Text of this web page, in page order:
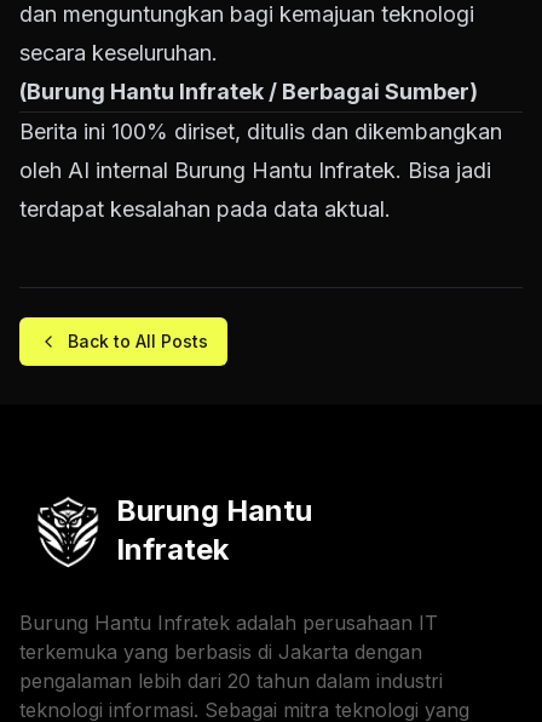
dan menguntungkan bagi kemajuan teknologi
secara keseluruhan.
(Burung Hantu Infratek / Berbagai Sumber)
Berita ini 100% diriset, ditulis dan dikembangkan
oleh AI internal Burung Hantu Infratek. Bisa jadi
terdapat kesalahan pada data aktual.
Back to All Posts
Burung Hantu
Infratek
Burung Hantu Infratek adalah perusahaan IT
terkemuka yang berbasis di Jakarta dengan
pengalaman lebih dari 20 tahun dalam industri
teknologi informasi. Sebagai mitra teknologi yang